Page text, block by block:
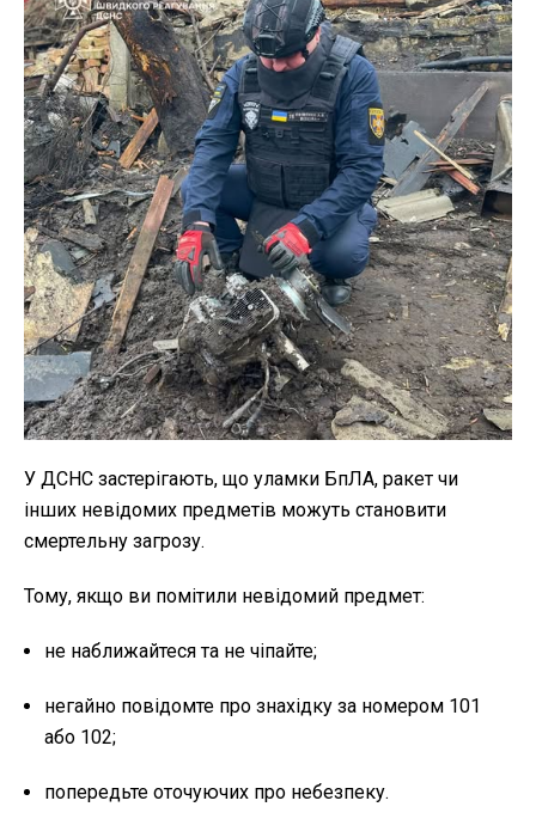
У ДСНС застерігають, що уламки БпЛА, ракет чи
інших невідомих предметів можуть становити
смертельну загрозу.
Тому, якщо ви помітили невідомий предмет:
не наближайтеся та не чіпайте;
негайно повідомте про знахідку за номером 101
або 102;
попередьте оточуючих про небезпеку.